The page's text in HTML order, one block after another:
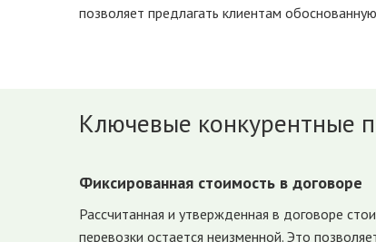
позволяет предлагать клиентам
Ключевые конкурентные
Фиксированная стоимость в договоре
Рассчитанная и утвержденная в договоре
перевозки остается неизменной. Это